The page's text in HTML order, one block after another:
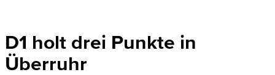
D1 holt drei Punkte in
Überruhr